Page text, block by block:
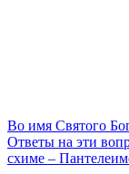
Во имя Святого
Ответы на эти
схиме –